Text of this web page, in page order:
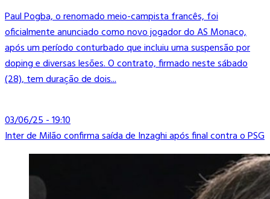
Paul Pogba, o renomado meio-campista francês, foi
oficialmente anunciado como novo jogador do AS Monaco,
após um período conturbado que incluiu uma suspensão por
doping e diversas lesões. O contrato, firmado neste sábado
(28), tem duração de dois...
03/06/25 - 19:10
Inter de Milão confirma saída de Inzaghi após final contra o PSG